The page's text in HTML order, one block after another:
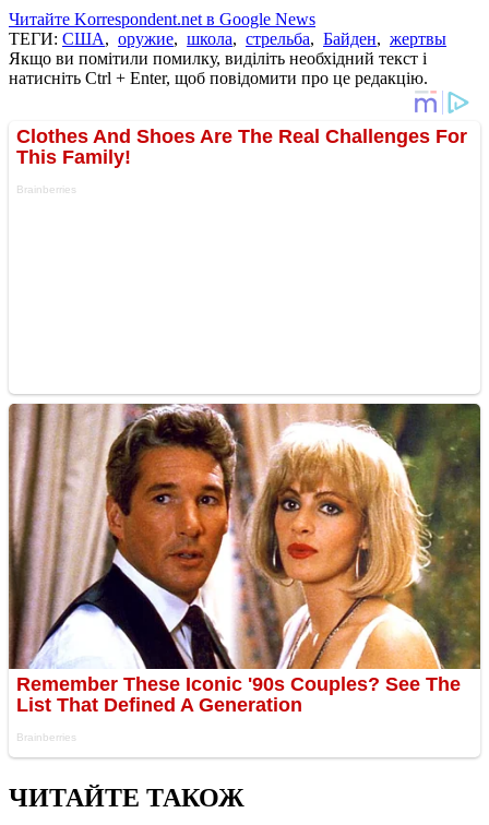
Читайте Korrespondent.net в Google News
ТЕГИ: США, оружие, школа, стрельба, Байден, жертвы
Якщо ви помітили помилку, виділіть необхідний текст і
натисніть Ctrl + Enter, щоб повідомити про це редакцію.
ЧИТАЙТЕ ТАКОЖ